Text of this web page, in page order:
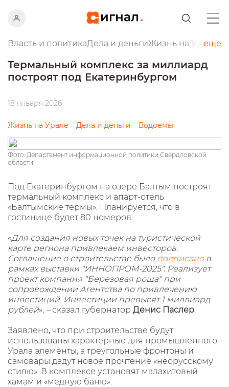
Власть и политикаДела и деньгиЖизнь на Урале
еще
Термальный комплекс за миллиард
построят под Екатеринбургом
18 января 2026
Жизнь на Урале Дела и деньги Водоемы
Фото: Департамент информационной политики Свердловской
области
Под Екатеринбургом на озере Балтым построят
термальный комплекс и апарт-отель
«Балтымские термы». Планируется, что в
гостинице будет 80 номеров.
«Для создания новых точек на туристической
карте региона привлекаем инвесторов.
Соглашение о строительстве было подписано в
рамках выставки "ИННОПРОМ-2025". Реализует
проект компания "Березовая роща" при
сопровождении Агентства по привлечению
инвестиций. Инвестиции превысят 1 миллиард
рублей», –сказал губернатор Денис Паслер.
Заявлено, что при строительстве будут
использованы характерные для промышленного
Урала элементы, а треугольные фронтоны и
самовары дадут новое прочтение «неорусскому
стилю». В комплексе установят малахитовый
хамам и «медную баню».